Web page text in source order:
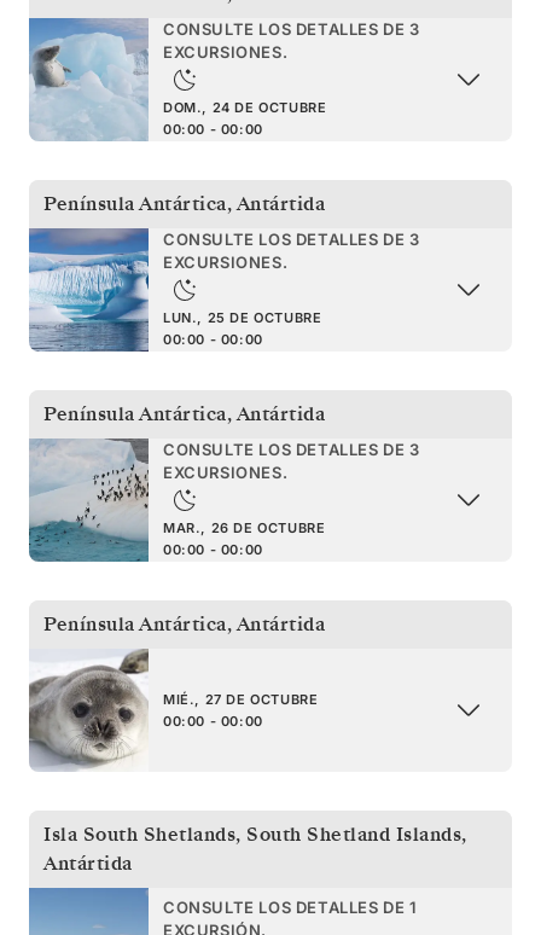
CONSULTE LOS DETALLES DE 3
EXCURSIONES.
DOM., 24 DE OCTUBRE
00:00 - 00:00
Península Antártica,Antártida
CONSULTE LOS DETALLES DE 3
EXCURSIONES.
LUN., 25 DE OCTUBRE
00:00 - 00:00
Península Antártica,Antártida
CONSULTE LOS DETALLES DE 3
EXCURSIONES.
MAR., 26 DE OCTUBRE
00:00 - 00:00
Península Antártica,Antártida
MIÉ., 27 DE OCTUBRE
00:00 - 00:00
Isla South Shetlands, South Shetland Islands,
Antártida
CONSULTE LOS DETALLES DE 1
EXCURSIÓN.